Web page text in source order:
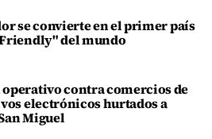
se convierte en el primer país
del mundo
contra comercios de
electrónicos hurtados a
Miguel